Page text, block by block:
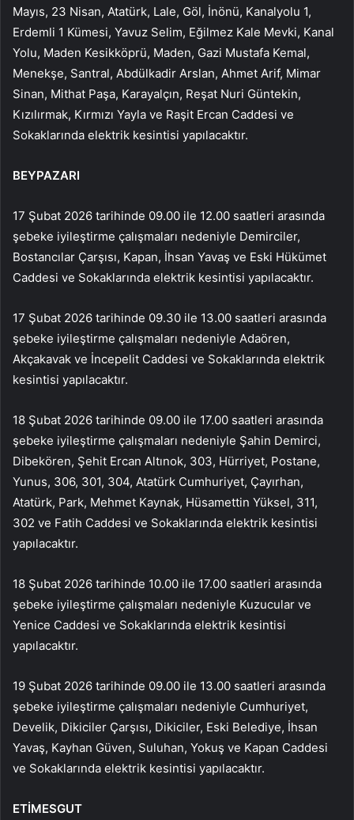
Mayıs, 23 Nisan, Atatürk, Lale, Göl, İnönü, Kanalyolu 1,
Erdemli 1 Kümesi, Yavuz Selim, Eğilmez Kale Mevki, Kanal
Yolu, Maden Kesikköprü, Maden, Gazi Mustafa Kemal,
Menekşe, Santral, Abdülkadir Arslan, Ahmet Arif, Mimar
Sinan, Mithat Paşa, Karayalçın, Reşat Nuri Güntekin,
Kızılırmak, Kırmızı Yayla ve Raşit Ercan Caddesi ve
Sokaklarında elektrik kesintisi yapılacaktır.
BEYPAZARI
17 Şubat 2026 tarihinde 09.00 ile 12.00 saatleri arasında
şebeke iyileştirme çalışmaları nedeniyle Demirciler,
Bostancılar Çarşısı, Kapan, İhsan Yavaş ve Eski Hükümet
Caddesi ve Sokaklarında elektrik kesintisi yapılacaktır.
17 Şubat 2026 tarihinde 09.30 ile 13.00 saatleri arasında
şebeke iyileştirme çalışmaları nedeniyle Adaören,
Akçakavak ve İncepelit Caddesi ve Sokaklarında elektrik
kesintisi yapılacaktır.
18 Şubat 2026 tarihinde 09.00 ile 17.00 saatleri arasında
şebeke iyileştirme çalışmaları nedeniyle Şahin Demirci,
Dibekören, Şehit Ercan Altınok, 303, Hürriyet, Postane,
Yunus, 306, 301, 304, Atatürk Cumhuriyet, Çayırhan,
Atatürk, Park, Mehmet Kaynak, Hüsamettin Yüksel, 311,
302 ve Fatih Caddesi ve Sokaklarında elektrik kesintisi
yapılacaktır.
18 Şubat 2026 tarihinde 10.00 ile 17.00 saatleri arasında
şebeke iyileştirme çalışmaları nedeniyle Kuzucular ve
Yenice Caddesi ve Sokaklarında elektrik kesintisi
yapılacaktır.
19 Şubat 2026 tarihinde 09.00 ile 13.00 saatleri arasında
şebeke iyileştirme çalışmaları nedeniyle Cumhuriyet,
Develik, Dikiciler Çarşısı, Dikiciler, Eski Belediye, İhsan
Yavaş, Kayhan Güven, Suluhan, Yokuş ve Kapan Caddesi
ve Sokaklarında elektrik kesintisi yapılacaktır.
ETİMESGUT